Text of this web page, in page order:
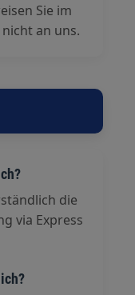
Sie im
an uns.
die
via Express